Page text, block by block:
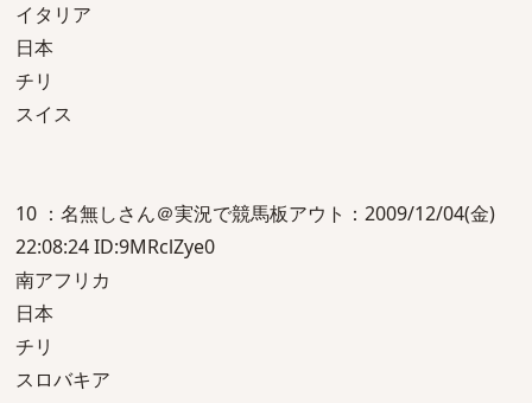
イタリア
日本
チリ
スイス
10 ：名無しさん＠実況で競馬板アウト：2009/12/04(金)
22:08:24 ID:9MRclZye0
南アフリカ
日本
チリ
スロバキア